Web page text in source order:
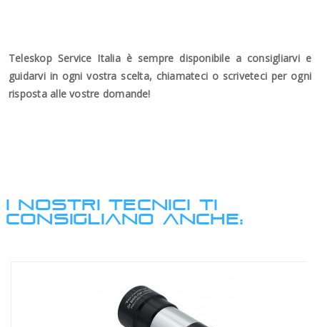
Teleskop Service Italia è sempre disponibile a consigliarvi e
guidarvi in ogni vostra scelta, chiamateci o scriveteci per ogni
risposta alle vostre domande!
I NOSTRI TECNICI TI
CONSIGLIANO ANCHE: